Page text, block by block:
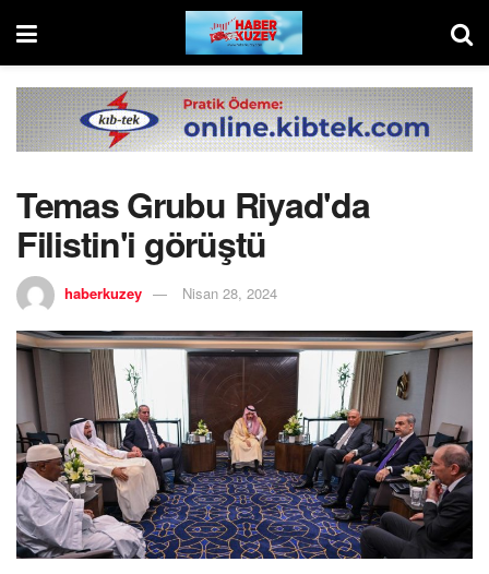
Temas Grubu Riyad'da
Filistin'i görüştü
haberkuzey Nisan 28, 2024